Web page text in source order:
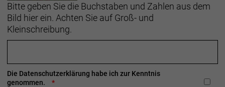
Bitte geben Sie die Buchstaben und Zahlen aus dem
Bild hier ein. Achten Sie auf Groß- und
Kleinschreibung.
Die Datenschutzerklärung habe ich zur Kenntnis
genommen.